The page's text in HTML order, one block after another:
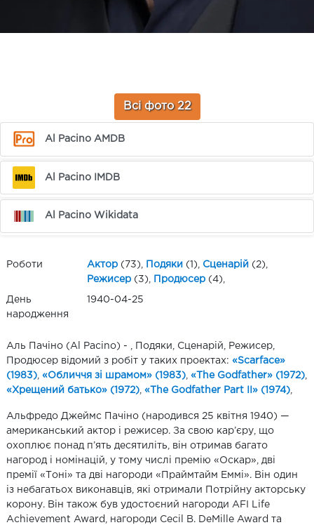
Всі фото 22
Al Pacino AMDB
Al Pacino IMDB
Al Pacino Wikidata
Роботи Актор (73), Подяки (1), Сценарій (2),
Режисер (3), Продюсер (4),
День
народження
1940-04-25
Аль Пачіно (Al Pacino) - , Подяки, Сценарій, Режисер,
Продюсер відомий з робіт у таких проектах: «Scarface»
(1983) «Обличчя зі шрамом» (1983) «The Godfather» (1972)
«Хрещений батько» (1972) «The Godfather Part II» (1974)
Альфредо Джеймс Пачіно (народився 25 квітня 1940) —
американський актор і режисер. За свою кар’єру, що
охоплює понад п’ять десятиліть, він отримав багато
нагород і номінацій, у тому числі премію «Оскар», дві
премії «Тоні» та дві нагороди «Праймтайм Еммі». Він один
із небагатьох виконавців, які отримали Потрійну акторську
корону. Він також був удостоєний нагороди AFI Life
Achievement Award, нагороди Cecil B. DeMille Award та